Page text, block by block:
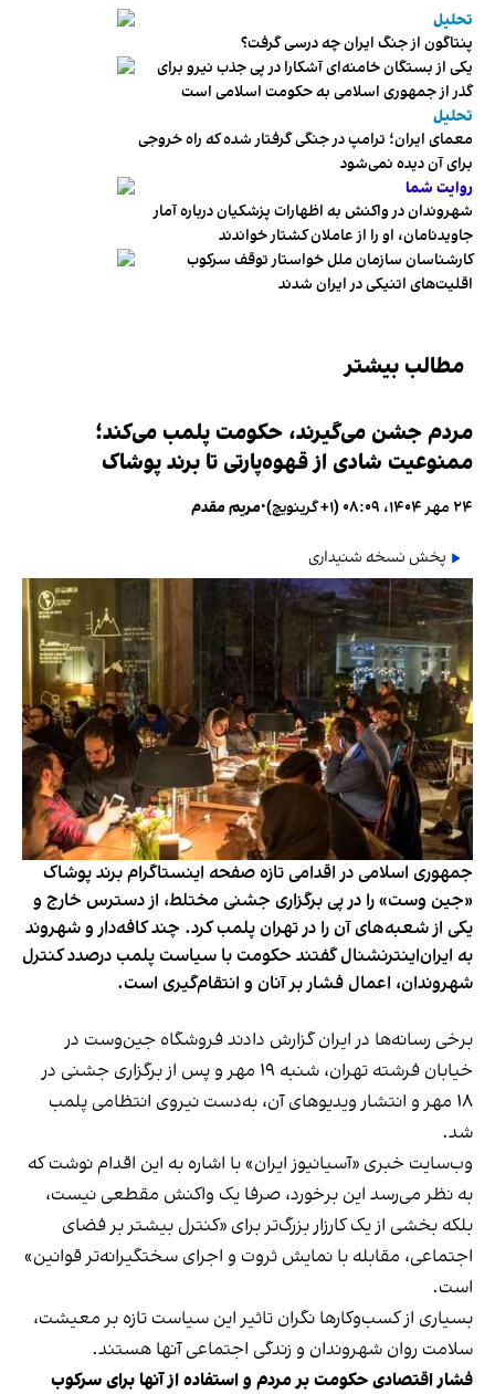
تحلیل
پنتاگون از جنگ ایران چه درسی گرفت؟
یکی از بستگان خامنه‌ای آشکارا در پی جذب نیرو برای
گذر از جمهوری اسلامی به حکومت اسلامی است
تحلیل
معمای ایران؛ ترامپ در جنگی گرفتار شده که راه خروجی
برای آن دیده نمی‌شود
روایت شما
شهروندان در واکنش به اظهارات پزشکیان درباره آمار
جاویدنامان، او را از عاملان کشتار خواندند
کارشناسان سازمان ملل خواستار توقف سرکوب
اقلیت‌های اتنیکی در ایران شدند
مطالب بیشتر
مردم جشن می‌گیرند، حکومت پلمب می‌کند؛
ممنوعیت شادی از قهوه‌پارتی تا برند پوشاک
۲۴ مهر ۱۴۰۴، ۰۸:۰۹ (‎+۱ گرینویچ) •مریم مقدم
پخش نسخه شنیداری
جمهوری اسلامی در اقدامی تازه صفحه اینستاگرام برند پوشاک
«جین وست» را در پی برگزاری جشنی مختلط، از دسترس خارج و
یکی از شعبه‌های آن را در تهران پلمب کرد. چند کافه‌‌دار و شهروند
به ایران‌اینترنشنال گفتند حکومت با سیاست پلمب درصدد کنترل
شهروندان، اعمال فشار بر آنان و انتقام‌گیری است.
برخی رسانه‌ها در ایران گزارش دادند فروشگاه جین‌وست در
خیابان فرشته تهران، شنبه ۱۹ مهر و پس از برگزاری جشنی در
۱۸ مهر و انتشار ویدیوهای آن، به‌دست نیروی انتظامی پلمب
شد.
وب‌سایت خبری «آسیانیوز ایران» با اشاره به این اقدام نوشت که
به نظر می‌رسد این برخورد، صرفا یک واکنش مقطعی نیست،
بلکه بخشی از یک کارزار بزرگ‌تر برای «کنترل بیشتر بر فضای
اجتماعی، مقابله با نمایش ثروت و اجرای سختگیرانه‌تر قوانین»
است.
بسیاری از کسب‌وکارها نگران تاثیر این سیاست‌ تازه بر معیشت،
سلامت روان شهروندان و زندگی اجتماعی آنها هستند.
فشار اقتصادی حکومت بر مردم و استفاده از آنها برای سرکوب